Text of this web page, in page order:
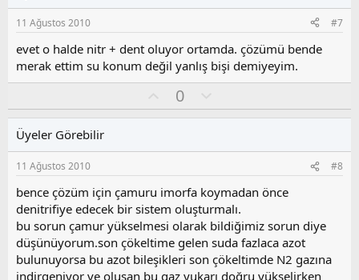
s
u
z
o
y
a
11 Ağustos 2010 #7
evet o halde nitr + dent oluyor ortamda. çözümü bende
merak ettim su konum değil yanlış bişi demiyeyim.
y
0
l
s
u
z
o
y
l
a
Üyeler Görebilir
11 Ağustos 2010 #8
bence çözüm için çamuru imorfa koymadan önce
denitrifiye edecek bir sistem oluşturmalı.
bu sorun çamur yükselmesi olarak bildiğimiz sorun diye
düşünüyorum.son çökeltime gelen suda fazlaca azot
bulunuyorsa bu azot bileşikleri son çökeltimde N2 gazına
indirgeniyor ve oluşan bu gaz yukarı doğru yükselirken